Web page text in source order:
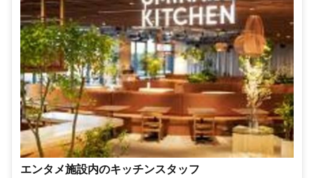
エンタメ施設内のキッチンスタッフ